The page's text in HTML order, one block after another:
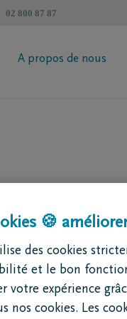
02 800 87 87
A propos de nous
🍪
des cookies
et le bon
votre expérience
nos cookies. Les